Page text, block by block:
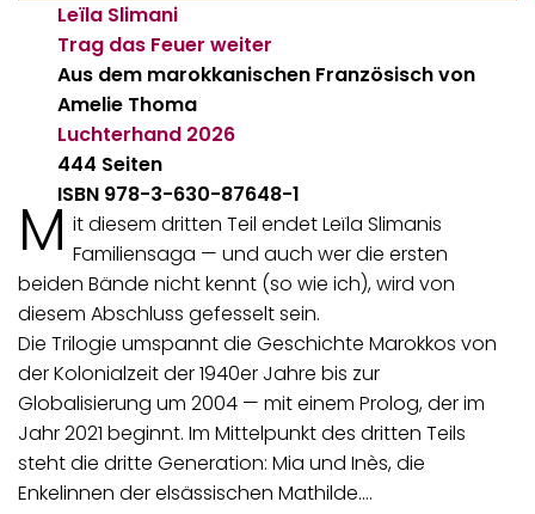
Leïla Slimani
Trag das Feuer weiter
Aus dem marokkanischen Französisch von
Amelie Thoma
Luchterhand 2026
444 Seiten
ISBN 978-3-630-87648-1
M it diesem dritten Teil endet Leïla Slimanis
Familiensaga — und auch wer die ersten
beiden Bände nicht kennt (so wie ich), wird von
diesem Abschluss gefesselt sein.
Die Trilogie umspannt die Geschichte Marokkos von
der Kolonialzeit der 1940er Jahre bis zur
Globalisierung um 2004 — mit einem Prolog, der im
Jahr 2021 beginnt. Im Mittelpunkt des dritten Teils
steht die dritte Generation: Mia und Inès, die
Enkelinnen der elsässischen Mathilde.…